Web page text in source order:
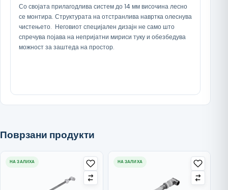
Со својата прилагодлива систем до 14 мм височина лесно
се монтира. Структурата на отстранлива навртка олеснува
чистењето. Неговиот специјален дизајн не само што
спречува појава на непријатни мириси туку и обезбедува
можност за заштеда на простор.
Поврзани продукти
НА ЗАЛИХА НА ЗАЛИХА